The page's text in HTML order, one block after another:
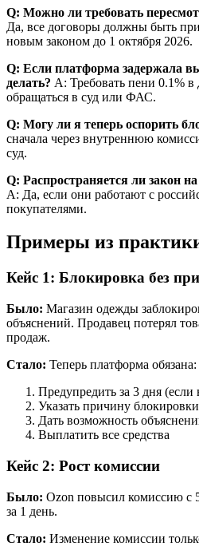
Q: Можно ли требовать
Да, все договоры должны быть
новым законом до 1 октября 2026.
Q: Если платформа задержала
делать? A: Требовать пени 0.1%
обращаться в суд или ФАС.
Q: Могу ли я теперь оспорить
сначала через внутреннюю
суд.
Q: Распространяется ли закон
A: Да, если они работают с
покупателями.
Примеры из
Кейс 1: Блокировка без
Было: Магазин одежды
объяснений. Продавец потерял
продаж.
Стало: Теперь платформа обязана:
Предупредить за 3 дня
Указать причину блокировки
Дать возможность
Выплатить все средства
Кейс 2: Рост комиссии
Было: Ozon повысил комиссию с
за 1 день.
Стало: Изменение комиссии